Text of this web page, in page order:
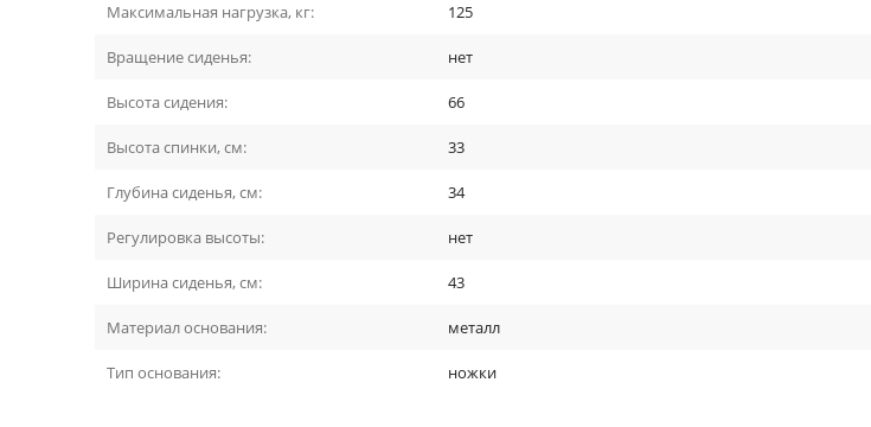
Максимальная нагрузка, кг: 125
Вращение сиденья: нет
Высота сидения: 66
Высота спинки, см: 33
Глубина сиденья, см: 34
Регулировка высоты: нет
Ширина сиденья, см: 43
Материал основания: металл
Тип основания: ножки